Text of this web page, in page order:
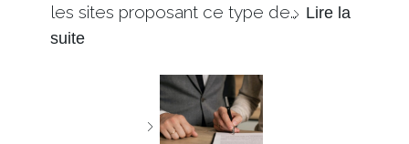
les sites proposant ce type de… Lire la
suite